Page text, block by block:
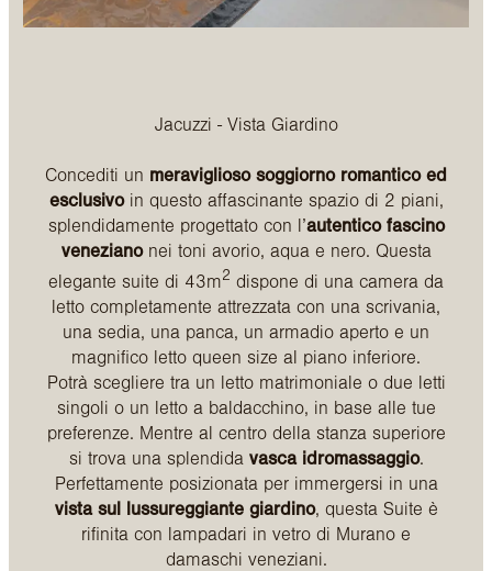
Jacuzzi - Vista Giardino
Concediti un meraviglioso soggiorno romantico ed
esclusivoin questo affascinante spazio di 2 piani,
splendidamente progettato con l’autentico fascino
venezianonei toni avorio, aqua e nero. Questa
elegante suite di 43m2 dispone di una camera da
letto completamente attrezzata con una scrivania,
una sedia, una panca, un armadio aperto e un
magnifico letto queen size al piano inferiore.
Potrà scegliere tra un letto matrimoniale o due letti
singoli o un letto a baldacchino, in base alle tue
preferenze. Mentre al centro della stanza superiore
si trova una splendida vasca idromassaggio.
Perfettamente posizionata per immergersi in una
vista sul lussureggiante giardino, questa Suite è
rifinita con lampadari in vetro di Murano e
damaschi veneziani.